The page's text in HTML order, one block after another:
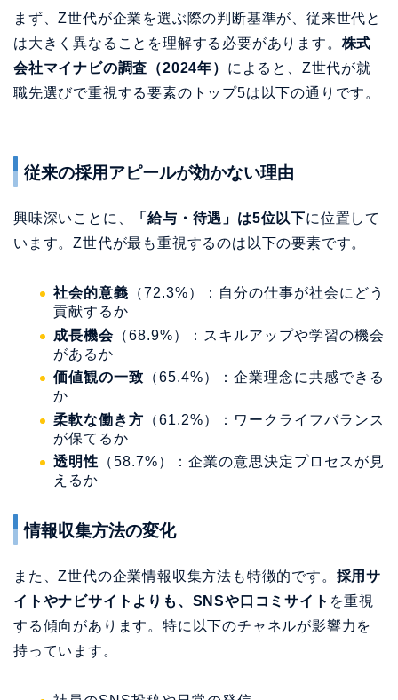
まず、Z世代が企業を選ぶ際の判断基準が、従来世代と
は大きく異なることを理解する必要があります。 株式
会社マイナビの調査（2024年） によると、Z世代が就
職先選びで重視する要素のトップ5は以下の通りです。
従来の採用アピールが効かない理由
興味深いことに、 「給与・待遇」は5位以下に位置して
います。Z世代が最も重視するのは以下の要素です。
社会的意義 （72.3%）：自分の仕事が社会にどう
貢献するか
成長機会 （68.9%）：スキルアップや学習の機会
があるか
価値観の一致 （65.4%）：企業理念に共感できる
か
柔軟な働き方 （61.2%）：ワークライフバランス
が保てるか
透明性 （58.7%）：企業の意思決定プロセスが見
えるか
情報収集方法の変化
また、Z世代の企業情報収集方法も特徴的です。 採用サ
イトやナビサイトよりも、SNSや口コミサイト を重視
する傾向があります。特に以下のチャネルが影響力を
持っています。